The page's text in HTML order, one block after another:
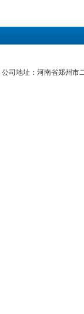
公司地址：河南省郑州